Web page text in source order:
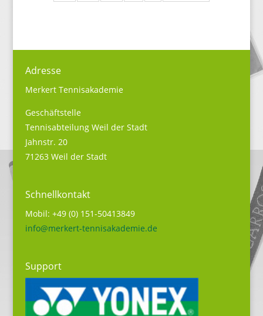
Adresse
Merkert Tennisakademie
Geschäftstelle
Tennisabteilung Weil der Stadt
Jahnstr. 20
71263 Weil der Stadt
Schnellkontakt
Mobil: +49 (0) 151-50413849
info@merkert-tennisakademie.de
Support